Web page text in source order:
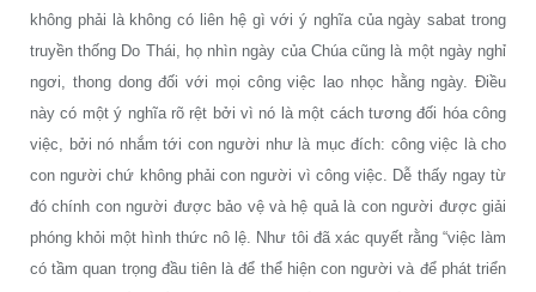
không phải là không có liên hệ gì với ý nghĩa của ngày sabat trong
truyền thống Do Thái, họ nhìn ngày của Chúa cũng là một ngày nghỉ
ngơi, thong dong đối với mọi công việc lao nhọc hằng ngày. Điều
này có một ý nghĩa rõ rệt bởi vì nó là một cách tương đối hóa công
việc, bởi nó nhắm tới con người như là mục đích: công việc là cho
con người chứ không phải con người vì công việc. Dễ thấy ngay từ
đó chính con người được bảo vệ và hệ quả là con người được giải
phóng khỏi một hình thức nô lệ. Như tôi đã xác quyết rằng “việc làm
có tầm quan trọng đầu tiên là để thể hiện con người và để phát triển